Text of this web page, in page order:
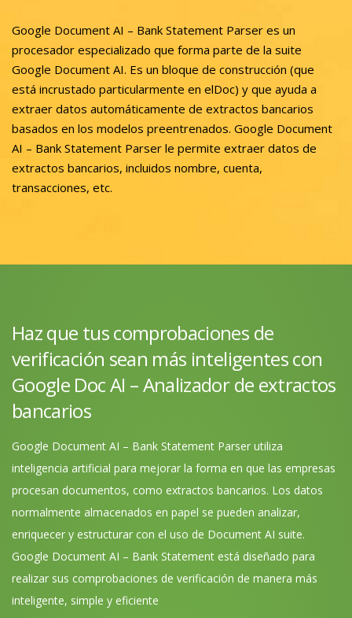
Google Document AI – Bank Statement Parser es un
procesador especializado que forma parte de la suite
Google Document AI. Es un bloque de construcción (que
está incrustado particularmente en elDoc) y que ayuda a
extraer datos automáticamente de extractos bancarios
basados en los modelos preentrenados. Google Document
AI – Bank Statement Parser le permite extraer datos de
extractos bancarios, incluidos nombre, cuenta,
transacciones, etc.
Haz que tus comprobaciones de
verificación sean más inteligentes con
Google Doc AI – Analizador de extractos
bancarios
Google Document AI – Bank Statement Parser utiliza
inteligencia artificial para mejorar la forma en que las empresas
procesan documentos, como extractos bancarios. Los datos
normalmente almacenados en papel se pueden analizar,
enriquecer y estructurar con el uso de Document AI suite.
Google Document AI – Bank Statement está diseñado para
realizar sus comprobaciones de verificación de manera más
inteligente, simple y eficiente